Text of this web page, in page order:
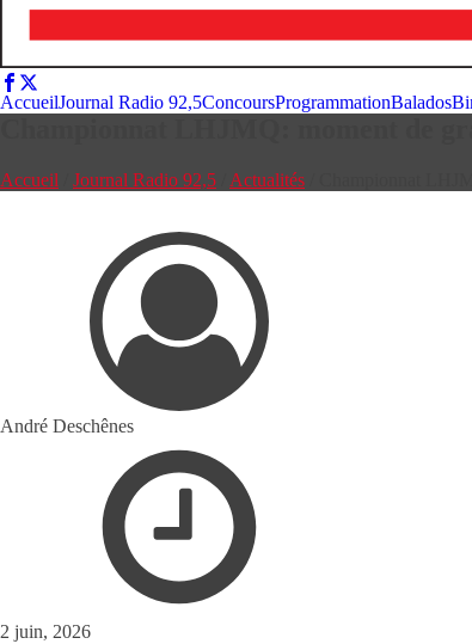
AccueilJournal Radio 92,5ConcoursProgrammationBalados
Accueil Journal Radio 92,5 Actualités
André Deschênes
2 juin, 2026